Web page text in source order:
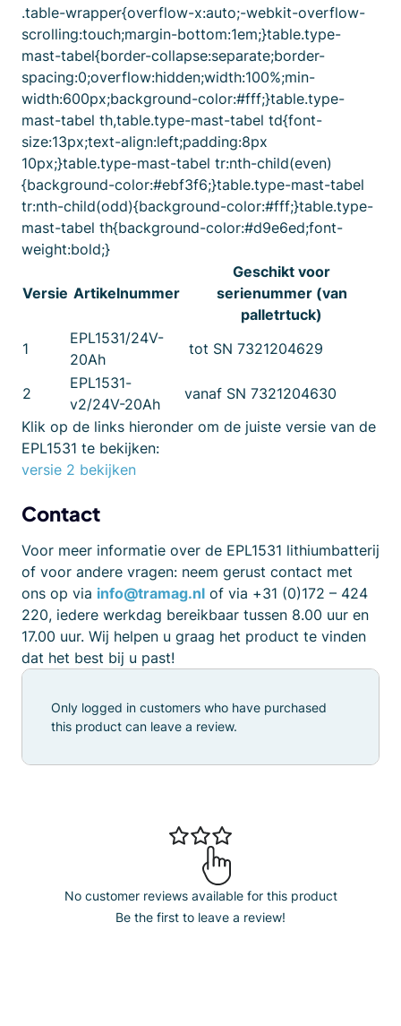
.table-wrapper{overflow-x:auto;-webkit-overflow-
scrolling:touch;margin-bottom:1em;}table.type-
mast-tabel{border-collapse:separate;border-
spacing:0;overflow:hidden;width:100%;min-
width:600px;background-color:#fff;}table.type-
mast-tabel th,table.type-mast-tabel td{font-
size:13px;text-align:left;padding:8px
10px;}table.type-mast-tabel tr:nth-child(even)
{background-color:#ebf3f6;}table.type-mast-tabel
tr:nth-child(odd){background-color:#fff;}table.type-
mast-tabel th{background-color:#d9e6ed;font-
weight:bold;}
Versie Artikelnummer
Geschikt voor
serienummer (van
palletrtuck)
1
EPL1531/24V-
20Ah
tot SN 7321204629
2
EPL1531-
v2/24V-20Ah
vanaf SN 7321204630
Klik op de links hieronder om de juiste versie van de
EPL1531 te bekijken:
versie 2 bekijken
Contact
Voor meer informatie over de EPL1531 lithiumbatterij
of voor andere vragen: neem gerust contact met
ons op via info@tramag.nl of via +31 (0)172 – 424
220, iedere werkdag bereikbaar tussen 8.00 uur en
17.00 uur. Wij helpen u graag het product te vinden
dat het best bij u past!
No customer reviews available for this product
Be the first to leave a review!
Only logged in customers who have purchased
this product can leave a review.